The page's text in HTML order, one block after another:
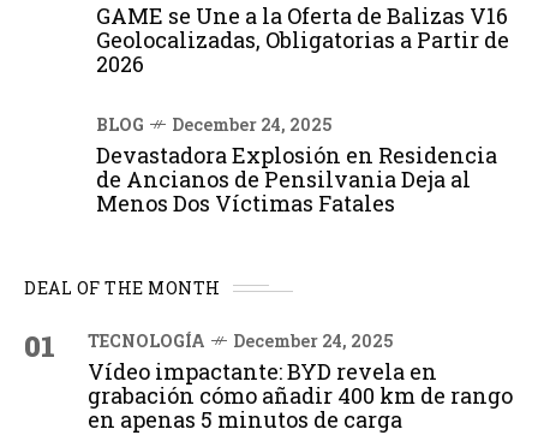
GAME se Une a la Oferta de Balizas V16
Geolocalizadas, Obligatorias a Partir de
2026
BLOG December 24, 2025
Devastadora Explosión en Residencia
de Ancianos de Pensilvania Deja al
Menos Dos Víctimas Fatales
DEAL OF THE MONTH
01 TECNOLOGÍA December 24, 2025
Vídeo impactante: BYD revela en
grabación cómo añadir 400 km de rango
en apenas 5 minutos de carga